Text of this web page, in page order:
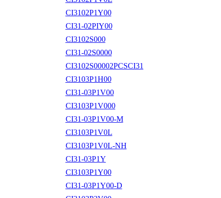
CI3102P1Y00
CI31-02PIY00
CI3102S000
CI31-02S0000
CI3102S00002PCSCI31
CI3103P1H00
CI31-03P1V00
CI3103P1V000
CI31-03P1V00-M
CI3103P1V0L
CI3103P1V0L-NH
CI31-03P1Y
CI3103P1Y00
CI31-03P1Y00-D